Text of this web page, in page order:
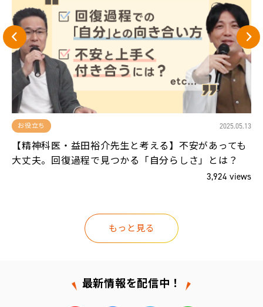
お役立ち 2025.05.13
【精神科医・益田裕介先生と考える】不安があっても
大丈夫。回復過程で見つかる「自分らしさ」とは？
3,924 views
もっと見る
最新情報を配信中！